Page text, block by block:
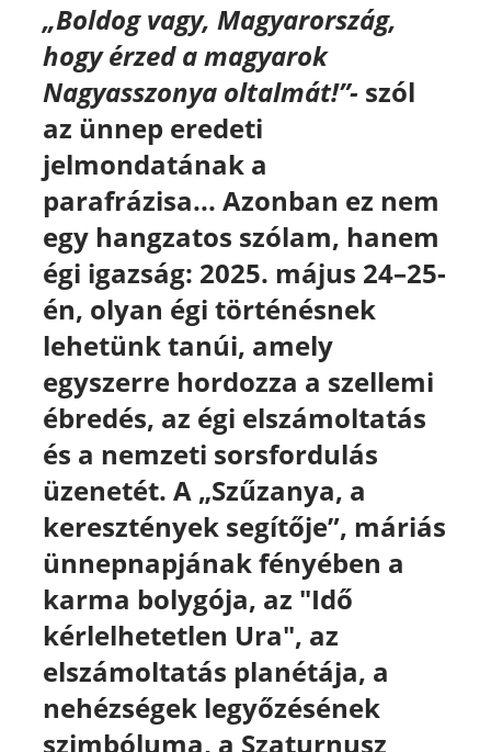
„Boldog vagy, Magyarország,
hogy érzed a magyarok
Nagyasszonya oltalmát!”- szól
az ünnep eredeti
jelmondatának a
parafrázisa... Azonban ez nem
egy hangzatos szólam, hanem
égi igazság: 2025. május 24–25-
én, olyan égi történésnek
lehetünk tanúi, amely
egyszerre hordozza a szellemi
ébredés, az égi elszámoltatás
és a nemzeti sorsfordulás
üzenetét. A „Szűzanya, a
keresztények segítője”, máriás
ünnepnapjának fényében a
karma bolygója, az "Idő
kérlelhetetlen Ura", az
elszámoltatás planétája, a
nehézségek legyőzésének
szimbóluma, a Szaturnusz